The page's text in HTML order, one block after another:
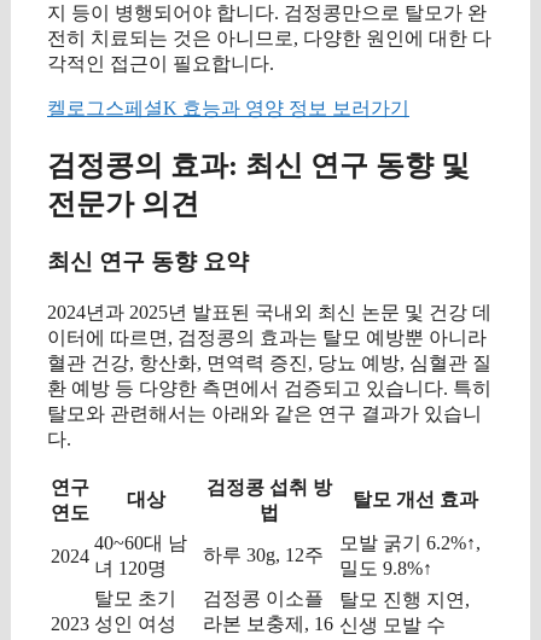
지 등이 병행되어야 합니다. 검정콩만으로 탈모가 완
전히 치료되는 것은 아니므로, 다양한 원인에 대한 다
각적인 접근이 필요합니다.
켈로그스페셜K 효능과 영양 정보 보러가기
검정콩의 효과: 최신 연구 동향 및
전문가 의견
최신 연구 동향 요약
2024년과 2025년 발표된 국내외 최신 논문 및 건강 데
이터에 따르면, 검정콩의 효과는 탈모 예방뿐 아니라
혈관 건강, 항산화, 면역력 증진, 당뇨 예방, 심혈관 질
환 예방 등 다양한 측면에서 검증되고 있습니다. 특히
탈모와 관련해서는 아래와 같은 연구 결과가 있습니
다.
연구
연도
대상
검정콩 섭취 방
법
탈모 개선 효과
2024
40~60대 남
녀 120명
하루 30g, 12주
모발 굵기 6.2%↑,
밀도 9.8%↑
2023
탈모 초기
성인 여성
검정콩 이소플
라본 보충제, 16
탈모 진행 지연,
신생 모발 수